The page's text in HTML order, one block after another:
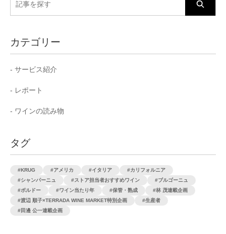
索:
カテゴリー
サービス紹介
レポート
ワインの読み物
タグ
KRUG アメリカ イタリア
カリフォルニア
シャンパーニュ
ストア担当者おすすめワイン
ブルゴーニュ
ボルドー
ワイン当たり年 保管・熟成
林 茂連載企画
渡辺 順子×TERRADA WINE MARKET特別企画
生産者
田邊 公一連載企画